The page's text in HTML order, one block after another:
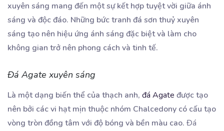
xuyên sáng mang đến một sự kết hợp tuyệt vời giữa ánh
sáng và độc đáo. Những bức tranh đá sơn thuỷ xuyên
sáng tạo nên hiệu ứng ánh sáng đặc biệt và làm cho
không gian trở nên phong cách và tinh tế.
Đá Agate xuyên sáng
Là một dạng biến thể của thạch anh, đá Agate được tạo
nên bởi các vi hạt mịn thuộc nhóm Chalcedony có cấu tạo
vòng tròn đồng tâm với độ bóng và bền màu cao. Đá